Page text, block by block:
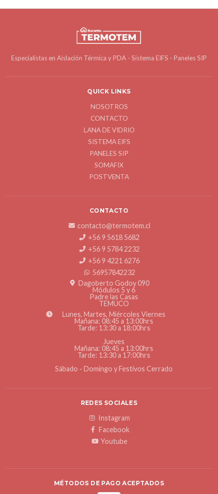
Especialistas en Aislación Térmica y PDA - Sistema EIFS - Paneles SIP
QUICK LINKS
NOSOTROS
CONTACTO
LANA DE VIDRIO
SISTEMA EIFS
PANELES SIP
SOMAFIX
POSTVENTA
CONTACTO
contacto@termotem.cl
+56 9 5618 5682
+56 9 5784 2232
+56 9 4221 6276
56957842232
Dagoberto Godoy 090
Módulos 5 y 6
Padre las Casas
TEMUCO
Lunes, Martes, Miércoles Viernes
Mañana: 08:45 a 13:00hrs
Tarde: 13:30 a 18:00hrs
Jueves
Mañana: 08:45 a 13:00hrs
Tarde: 13:30 a 17:00hrs
Sábado - Domingo y Festivos Cerrado
REDES SOCIALES
Instagram
Facebook
Youtube
MÉTODOS DE PAGO ACEPTADOS